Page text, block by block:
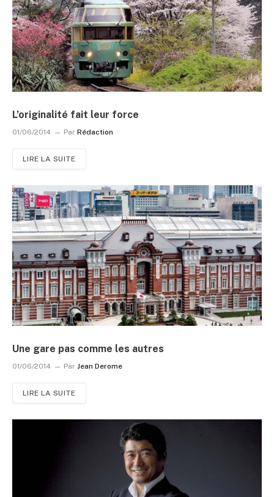
L’originalité fait leur force
01/06/2014 Par Rédaction
LIRE LA SUITE
Une gare pas comme les autres
01/06/2014 Par Jean Derome
LIRE LA SUITE